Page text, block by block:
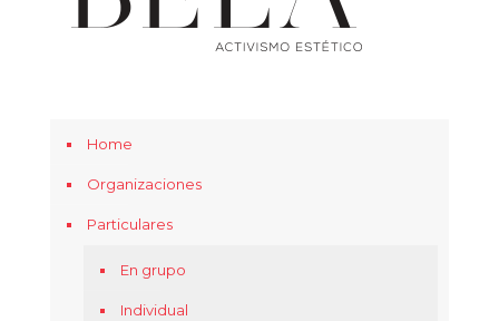
Home
Organizaciones
Particulares
En grupo
Individual